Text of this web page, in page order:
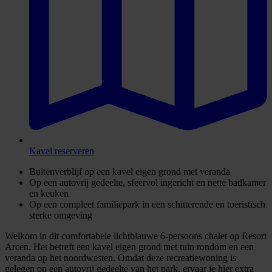
Kavel reserveren
Buitenverblijf op een kavel eigen grond met veranda
Op een autovrij gedeelte, sfeervol ingericht en nette badkamer
en keuken
Op een compleet familiepark in een schitterende en toeristisch
sterke omgeving
Welkom in dit comfortabele lichtblauwe 6-persoons chalet op Resort
Arcen. Het betreft een kavel eigen grond met tuin rondom en een
veranda op het noordwesten. Omdat deze recreatiewoning is
gelegen op een autovrij gedeelte van het park, ervaar je hier extra